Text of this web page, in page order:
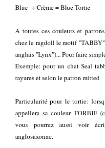
Blue + Crème = Blue Tortie
A toutes ces couleurs et
chez le ragdoll le motif
anglais "Lynx")... Pour faire
Exemple: pour un chat Seal
rayures et selon le patron mitted
Particularité pour le tortie:
appellera sa couleur TORBIE
vous pourrez aussi voir
anglosaxonne.